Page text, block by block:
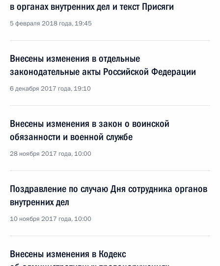
в органах внутренних дел и текст Присяги
5 февраля 2018 года, 19:45
Внесены изменения в отдельные
законодательные акты Российской Федерации
6 декабря 2017 года, 19:10
Внесены изменения в закон о воинской
обязанности и военной службе
28 ноября 2017 года, 10:00
Поздравление по случаю Дня сотрудника органов
внутренних дел
10 ноября 2017 года, 10:00
Внесены изменения в Кодекс